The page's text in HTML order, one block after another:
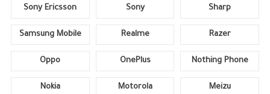
Sony Ericsson Sony Sharp
Samsung Mobile Realme Razer
Oppo OnePlus Nothing Phone
Nokia Motorola Meizu